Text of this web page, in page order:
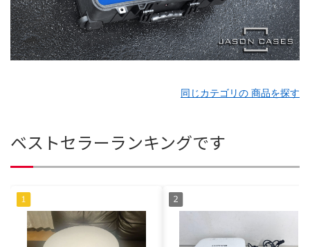
同じカテゴリの 商品を探す
ベストセラーランキングです